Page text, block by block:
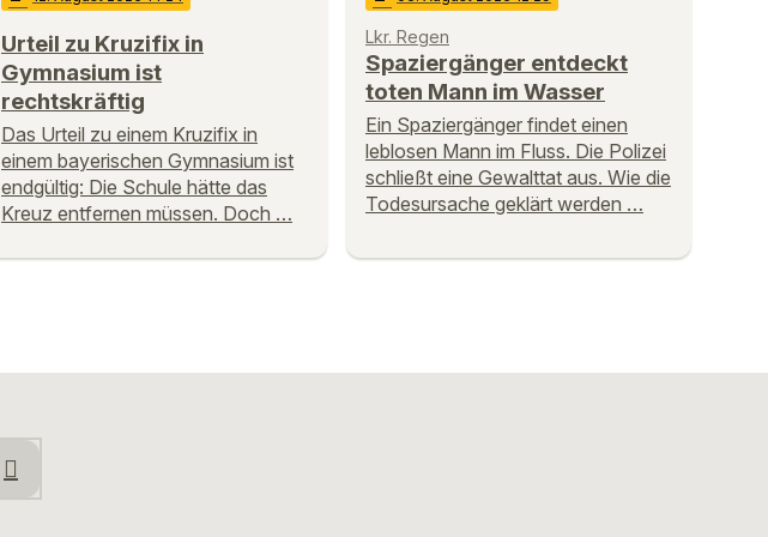
Urteil zu Kruzifix in
Gymnasium ist
rechtskräftig
Das Urteil zu einem Kruzifix in
einem bayerischen Gymnasium ist
endgültig: Die Schule hätte das
Kreuz entfernen müssen. Doch …
Lkr. Regen
Spaziergänger entdeckt
toten Mann im Wasser
Ein Spaziergänger findet einen
leblosen Mann im Fluss. Die Polizei
schließt eine Gewalttat aus. Wie die
Todesursache geklärt werden …